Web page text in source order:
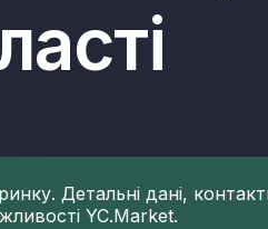
Детальні дані,
YC.Market.